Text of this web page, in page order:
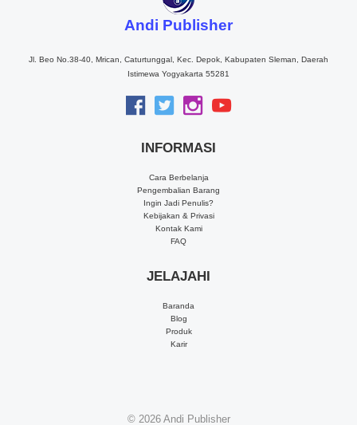
Andi Publisher
Jl. Beo No.38-40, Mrican, Caturtunggal, Kec. Depok, Kabupaten Sleman, Daerah
Istimewa Yogyakarta 55281
INFORMASI
Cara Berbelanja
Pengembalian Barang
Ingin Jadi Penulis?
Kebijakan & Privasi
Kontak Kami
FAQ
JELAJAHI
Baranda
Blog
Produk
Karir
© 2026 Andi Publisher